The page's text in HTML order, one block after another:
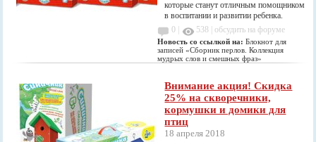
которые станут отличным помощником
в воспитании и развитии ребенка.
0 |
538 |обсудить на форуме
Новость со ссылкой на:Блокнот для
записей «Сборник перлов. Коллекция
мудрых слов и смешных фраз»
Внимание акция! Скидка
25% на скворечники,
кормушки и домики для
птиц
18 апреля 2018